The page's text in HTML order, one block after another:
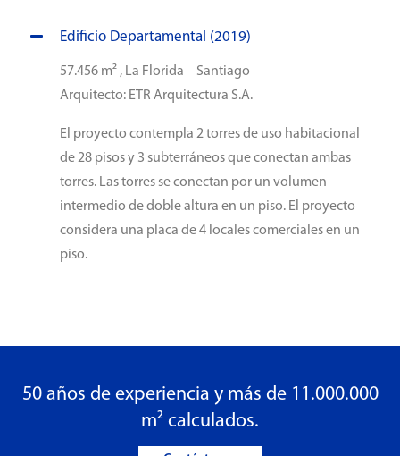
Edificio Departamental (2019)
57.456 m² , La Florida – Santiago
Arquitecto: ETR Arquitectura S.A.
El proyecto contempla 2 torres de uso habitacional
de 28 pisos y 3 subterráneos que conectan ambas
torres. Las torres se conectan por un volumen
intermedio de doble altura en un piso. El proyecto
considera una placa de 4 locales comerciales en un
piso.
50 años de experiencia y más de 11.000.000
m² calculados.